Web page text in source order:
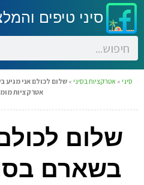
סיני טיפים
סיני » אטרקציות בסיני »
אטרקציות
שלום